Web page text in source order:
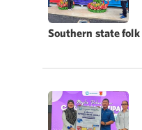
Southern state